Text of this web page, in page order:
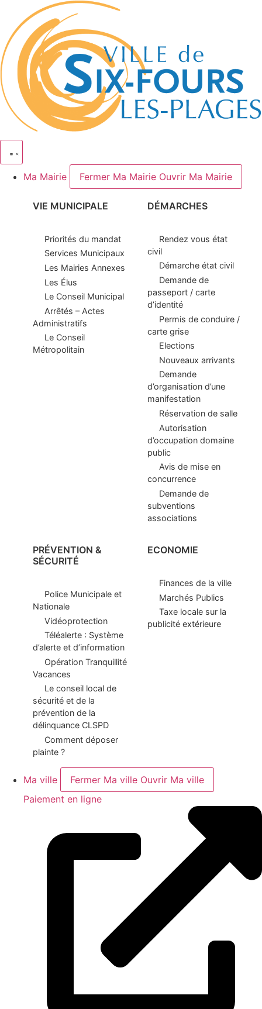
Ma Mairie Fermer Ma Mairie Ouvrir Ma Mairie
VIE MUNICIPALE
Priorités du mandat
Services Municipaux
Les Mairies Annexes
Les Élus
Le Conseil Municipal
Arrêtés – Actes
Administratifs
Le Conseil
Métropolitain
DÉMARCHES
Rendez vous état
civil
Démarche état civil
Demande de
passeport / carte
d’identité
Permis de conduire /
carte grise
Elections
Nouveaux arrivants
Demande
d’organisation d’une
manifestation
Réservation de salle
Autorisation
d’occupation domaine
public
Avis de mise en
concurrence
Demande de
subventions
associations
PRÉVENTION &
SÉCURITÉ
Police Municipale et
Nationale
Vidéoprotection
Téléalerte : Système
d’alerte et d’information
Opération Tranquillité
Vacances
Le conseil local de
sécurité et de la
prévention de la
délinquance CLSPD
Comment déposer
plainte ?
ECONOMIE
Finances de la ville
Marchés Publics
Taxe locale sur la
publicité extérieure
Ma ville Fermer Ma ville Ouvrir Ma ville
Paiement en ligne